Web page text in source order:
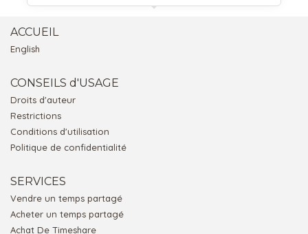
ACCUEIL
English
CONSEILS d'USAGE
Droits d'auteur
Restrictions
Conditions d'utilisation
Politique de confidentialité
SERVICES
Vendre un temps partagé
Acheter un temps partagé
Achat De Timeshare